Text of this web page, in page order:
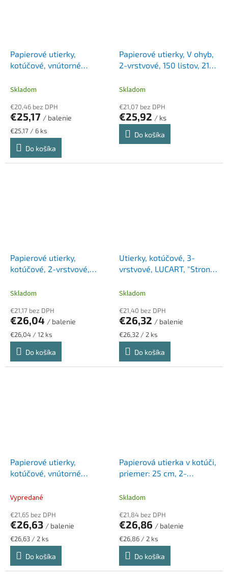
Papierové utierky,
kotúčové, vnútorné
LUCART "Strong 19 CF",
Skladom
€20,46 bez DPH
€25,17 / balenie
Jednotková
cena:
€25,17 / 6 ks
Do košíka
Papierové utierky, V ohyb,
2-vrstvové, 150 listov, 21 x
Skladom
€21,07 bez DPH
€25,92 / ks
Do košíka
Papierové utierky,
kotúčové, 2-vrstvové,
Skladom
€21,17 bez DPH
€26,04 / balenie
Jednotková
cena:
€26,04 / 12 ks
Do košíka
Utierky, kotúčové, 3-
vrstvové, LUCART, "Strong
Skladom
€21,40 bez DPH
€26,32 / balenie
Jednotková
cena:
€26,32 / 2 ks
Do košíka
Papierové utierky,
kotúčové, vnútorné
LUCART "Strong 675 CF",
Vypredané
€21,65 bez DPH
€26,63 / balenie
Jednotková
cena:
€26,63 / 2 ks
Do košíka
Papierová utierka v kotúči,
priemer: 25 cm, 2-
TORK, biela
Skladom
€21,84 bez DPH
€26,86 / balenie
Jednotková
cena:
€26,86 / 2 ks
Do košíka